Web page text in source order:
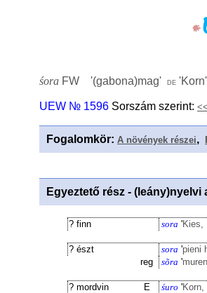
śora FW '(gabona)mag' de 'Korn'
UEW № 1596 Sorszám szerint:
Fogalomkör: A növények részei,
Egyeztető rész - (leány)nyelvi
? finn sora 'Kies,
? észt sora 'pieni
reg
sõra '
? mordvin E śuro 'Korn,